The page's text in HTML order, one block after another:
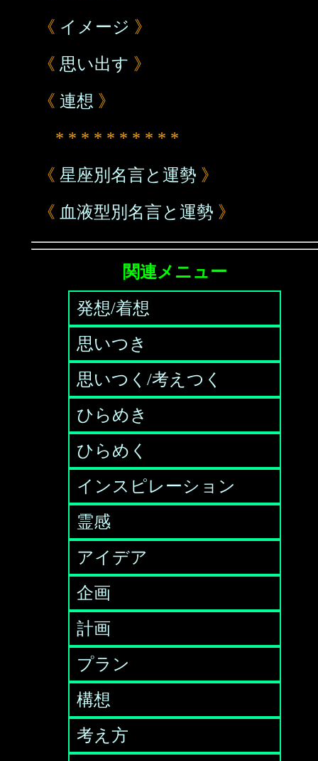
《 イメージ 》
《 思い出す 》
《 連想 》
* * * * * * * * * *
《 星座別名言と運勢 》
《 血液型別名言と運勢 》
関連メニュー
発想/着想
思いつき
思いつく/考えつく
ひらめき
ひらめく
インスピレーション
霊感
アイデア
企画
計画
プラン
構想
考え方